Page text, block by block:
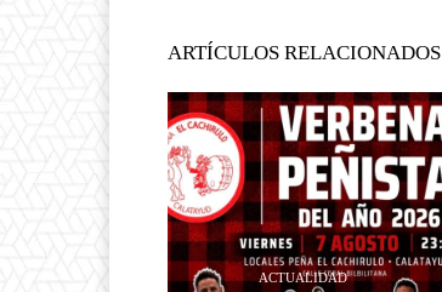
ARTÍCULOS RELACIONADOS
ACTUALIDAD